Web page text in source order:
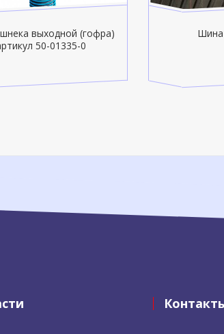
выходной (гофра)
50-01335-0
Шина